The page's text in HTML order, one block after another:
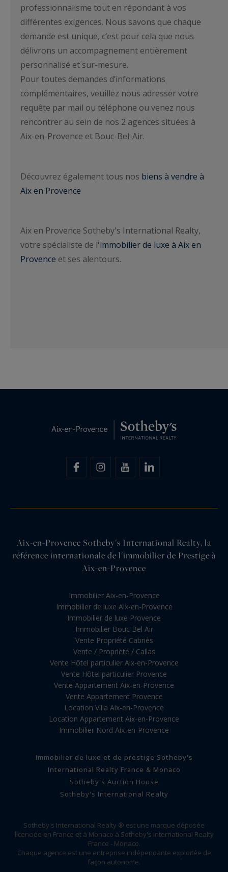
professionnalisme tout en répondant à vos
différentes exigences. Nous savons que chaque
demande est unique, c’est pour cela que nous
délivrons un accompagnement entièrement
personnalisé et sur-mesure.
Pour toutes demandes d’informations
complémentaires, veuillez nous adresser votre
requête par mail ou téléphone ou venez nous
rencontrer au sein de nos 2 agences situées à
Aix-en-Provence et Bouc-Bel-Air.
Découvrez également tous nos biens à vendre à
Aix en Provence
Aix en Provence Sotheby's International Realty,
votre spécialiste de l'immobilier de luxe à Aix en
Provence et ses alentours.
Aix-en-Provence Sotheby's International Realty, la
référence internationale de l'immobilier de Prestige à
Aix-en-Provence
Immobilier Aix-en-Provence
Immobilier de luxe Aix-en-Provence
Immobilier de luxe Provence
Immobilier Bouc Bel Air
Vente Propriété Cabriès
Vente / Propriété / Callas
Vente Hôtel particulier Aix-en-Provence
Vente Hôtel particulier Provence
Vente Appartement Aix-en-Provence
Vente Appartement Provence
Location Villa Aix-en-Provence
Location Appartement Aix-en-Provence
Immobilier Nord Aix-en-Provence
Immobilier de luxe et de prestige Sotheby's
International Realty France & Monaco
Sotheby's Auction House
Sotheby's International Realty
Sotheby's International Realty ® est une marque déposée
licenciée en France et à Monaco à Sotheby's International Realty
France - Monaco.
Chaque agence est une entreprise indépendante exploitée de
façon autonome.